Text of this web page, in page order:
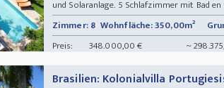
und Solaranlage. 5 Schlafzimmer mit Bad
Zimmer: 8 Wohnfläche: 350,00m²
Preis:
348.000,00 € ~
Brasilien: Kolonialvilla